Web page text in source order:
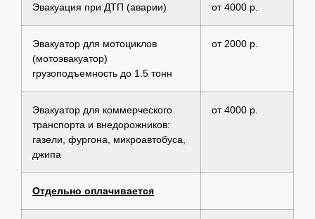
Эвакуация при ДТП (аварии) от 4000 р.
Эвакуатор для мотоциклов
(мотоэвакуатор)
грузоподъемность до 1.5 тонн
от 2000 р.
Эвакуатор для коммерческого
транспорта и внедорожников:
газели, фургона, микроавтобуса,
джипа
от 4000 р.
Отдельно оплачивается